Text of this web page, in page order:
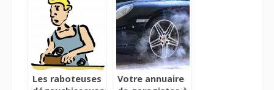
Les raboteuses
Votre annuaire